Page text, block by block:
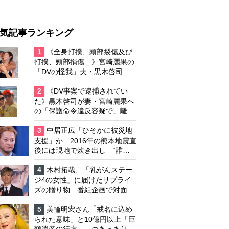
記事ランキング
1
《全身打撲、頭部裂傷及び
打撲、頸部損傷…》宮崎麗果の
「DVの怪我」夫・黒木啓司の
逮捕で始まる「夫婦の闘争」
2
《DV事案で逮捕されてい
た》黒木啓司が妻・宮崎麗果へ
の「保護命令違反容疑で」離婚
協議は「第二ステージ」へ
3
中居正広「ひそかに被災地
支援」か 2016年の熊本地震直
後には現地で炊き出し “誰に
も知られなくて良い”と、むし
ろ強まる福祉活動への思い
4
木村拓哉、「乳がんステー
ジ4の女性」に届けたサプライ
ズの贈り物 番組企画で対面し
たファンが、夢と希望を与える
心遣いに「うれしくて号泣しま
した」
5
美輪明宏さん「戒名に込め
られた意味」と10億円以上「巨